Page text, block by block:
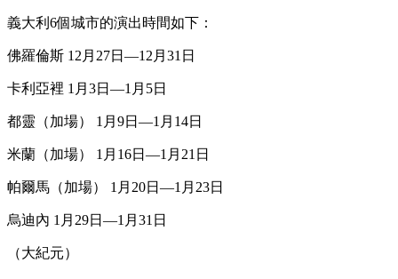
義大利6個城市的演出時間如下：
佛羅倫斯 12月27日—12月31日
卡利亞裡 1月3日—1月5日
都靈（加場） 1月9日—1月14日
米蘭（加場） 1月16日—1月21日
帕爾馬（加場） 1月20日—1月23日
烏迪內 1月29日—1月31日
（大紀元）